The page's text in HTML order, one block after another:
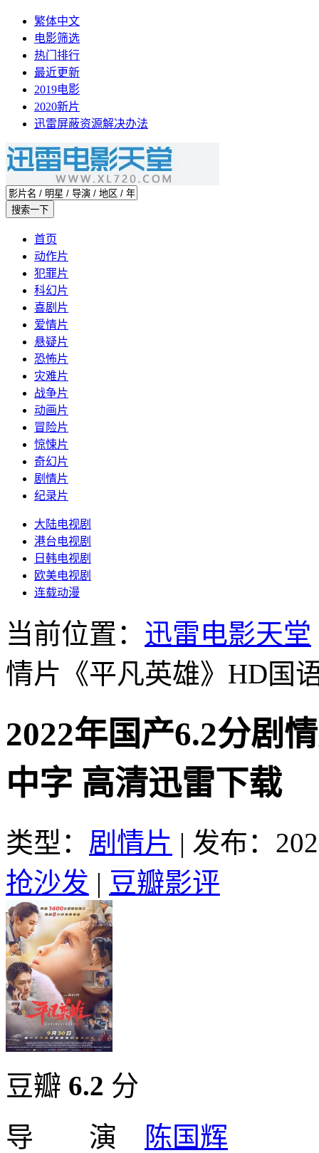
繁体中文
电影筛选
热门排行
最近更新
2019电影
2020新片
迅雷屏蔽资源解决办法
首页
动作片
犯罪片
科幻片
喜剧片
爱情片
悬疑片
恐怖片
灾难片
战争片
动画片
冒险片
惊悚片
奇幻片
剧情片
纪录片
大陆电视剧
港台电视剧
日韩电视剧
欧美电视剧
连载动漫
当前位置： 迅雷电影天堂
情片《平凡英雄》HD国
2022年国产6.2分剧
中字 高清迅雷下载
类型： 剧情片 | 发布：
抢沙发 | 豆瓣影评
豆瓣 6.2 分
导 演
陈国辉